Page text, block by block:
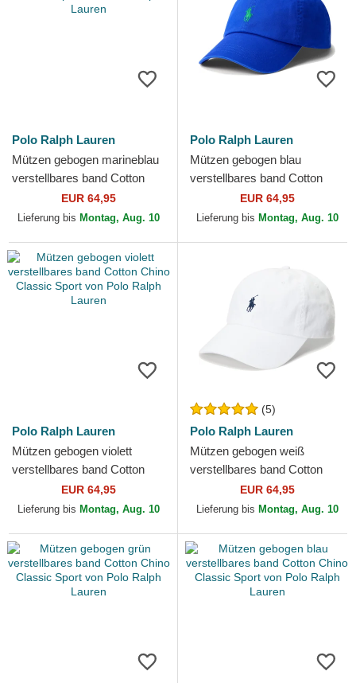
Polo Ralph Lauren
Mützen gebogen marineblau
verstellbares band Cotton
Chino Classic Sport von Polo
Ralph Lauren
EUR 64,95
Lieferung bis Montag, Aug. 10
Polo Ralph Lauren
Mützen gebogen blau
verstellbares band Cotton
Chino Classic Sport von Polo
Ralph Lauren
EUR 64,95
Lieferung bis Montag, Aug. 10
Polo Ralph Lauren
Mützen gebogen violett
verstellbares band Cotton
Chino Classic Sport von Polo
Ralph Lauren
EUR 64,95
Lieferung bis Montag, Aug. 10
(5)
Polo Ralph Lauren
Mützen gebogen weiß
verstellbares band Cotton
Chino Classic Sport von Polo
Ralph Lauren
EUR 64,95
Lieferung bis Montag, Aug. 10